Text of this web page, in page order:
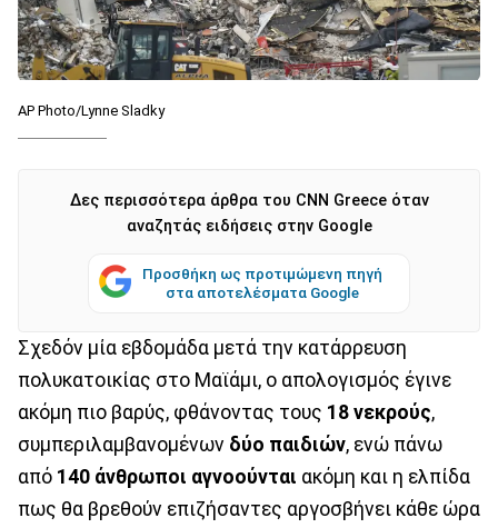
AP Photo/Lynne Sladky
Δες περισσότερα άρθρα του CNN Greece όταν
αναζητάς ειδήσεις στην Google
Προσθήκη ως προτιμώμενη πηγή
στα αποτελέσματα Google
Σχεδόν μία εβδομάδα μετά την κατάρρευση
πολυκατοικίας στο Μαϊάμι, ο απολογισμός έγινε
ακόμη πιο βαρύς, φθάνοντας τους 18 νεκρούς,
συμπεριλαμβανομένων δύο παιδιών, ενώ πάνω
από 140 άνθρωποι αγνοούνται ακόμη και η ελπίδα
πως θα βρεθούν επιζήσαντες αργοσβήνει κάθε ώρα